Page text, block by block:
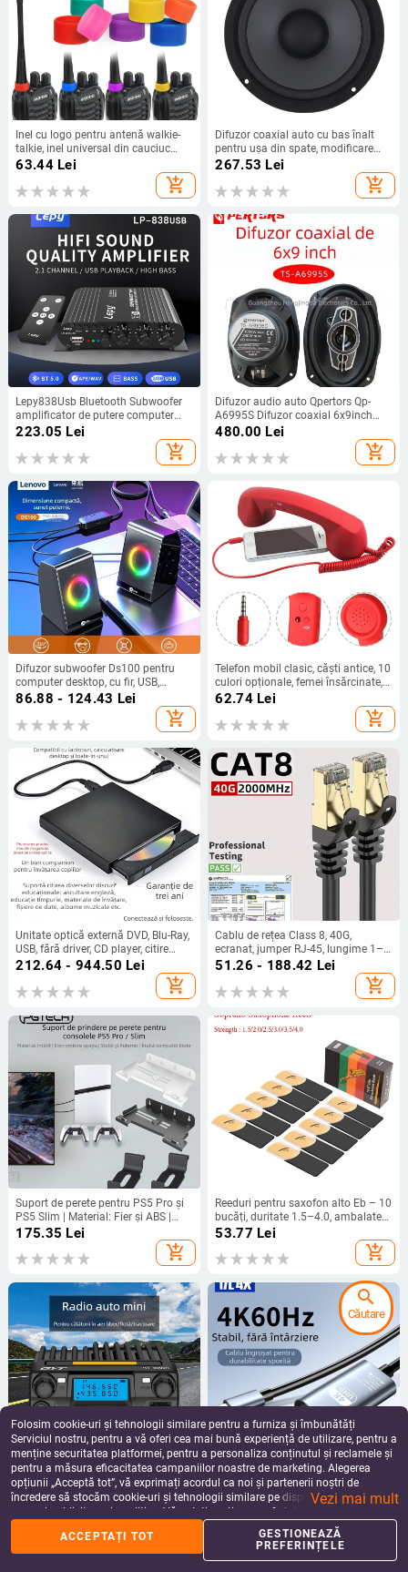
Inel cu logo pentru antenă walkie-
talkie, inel universal din cauciuc
pentru walkie-talkie, capac
decorativ pentru antenă, accesorii
pentru produs
63.44Lei
add_shopping_cart
Difuzor coaxial auto cu bas înalt
pentru ușa din spate, modificare
audio auto en-gros din fabrică, 6.5",
267.53 Lei
add_shopping_cart
Lepy838Usb Bluetooth Subwoofer
amplificator de putere computer
12V auto acasă amplificator de
putere U disc muzică fără pierderi
223.05 Lei
add_shopping_cart
Difuzor audio auto Qpertors Qp-
A6995S Difuzor coaxial 6x9inch
Difuzor modificat auto
480.00 Lei
add_shopping_cart
Difuzor subwoofer Ds100 pentru
computer desktop, cu fir, USB,
pentru notebook, audio, pentru
86.88 - 124.43 Lei
add_shopping_cart
Telefon mobil clasic, căști antice, 10
culori opționale, femei însărcinate,
antiradiații, telefon mobil retro, căști
62.74Lei
add_shopping_cart
Unitate optică externă DVD, Blu-Ray,
USB, fără driver, CD player, citire
computer, VCD, arzător de discuri
212.64 - 944.50 Lei
add_shopping_cart
Cablu de rețea Class 8, 40G,
ecranat, jumper RJ-45, lungime 1–
30 m
51.26 - 188.42 Lei
add_shopping_cart
Suport de perete pentru PS5 Pro și
PS5 Slim | Material: Fier și ABS |
Greutate: 403 g
175.35 Lei
add_shopping_cart
Reeduri pentru saxofon alto Eb – 10
bucăți, duritate 1.5–4.0, ambalate
în cutie de carton
53.77 Lei
add_shopping_cart
Stație auto QYT KT8900R, nivel
profesional, trei trepte de standby
dual, unitate compactă fără fir,
400–470 MHz
993.79Lei
add_shopping_cart
Cablu adaptor USB-C la HDMI cu
ieșire 4K60Hz pentru PC
119.11Lei
add_shopping_cart
Folosim cookie-uri și tehnologii similare pentru a furniza și îmbunătăți
Serviciul nostru, pentru a vă oferi cea mai bună experiență de utilizare, pentru a
menține securitatea platformei, pentru a personaliza conținutul și reclamele și
pentru a măsura eficacitatea campaniilor noastre de marketing. Alegerea
opțiunii „Acceptă tot”, vă exprimați acordul ca noi și partenerii noștri de
încredere să stocăm cookie-uri și tehnologii similare pe dispozitivul dvs. în
scopuri publicitare și analitice. Vă puteți gestiona preferințele în orice moment
făcând clic pe „Gestionează preferințele”. Pentru mai multe informații, vă
rugăm să consultațiPolitica noastră de confidențialitate.
Vezi mai mult
ACCEPTAȚI TOT
GESTIONEAZĂ
PREFERINȚELE
search
Căutare